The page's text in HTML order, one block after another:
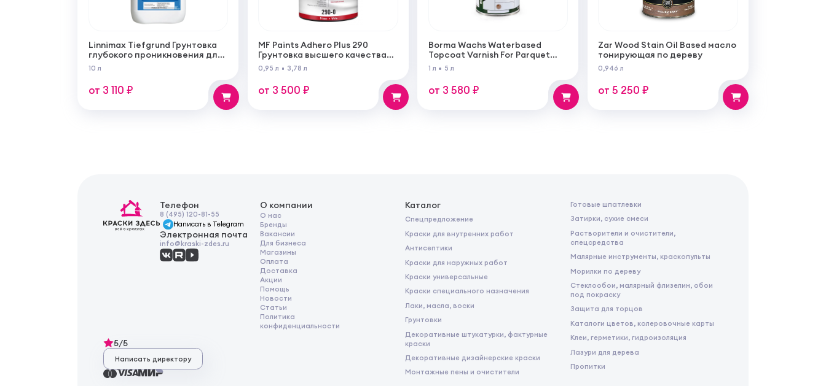
Linnimax Tiefgrund Грунтовка
глубокого проникновения для
внутренних и наружных работ
10 л
от 3 110 ₽
MF Paints Adhero Plus 290
Грунтовка высшего качества
из 100% акрилового латекса
для внутренних и наружных
работ
0,95 л 3,78 л
от 3 500 ₽
Borma Wachs Waterbased
Topcoat Varnish For Parquet
Грунт для паркета на водной
основе для внутренних работ
1 л 5 л
от 3 580 ₽
Zar Wood Stain Oil Based масло
тонирующая по дереву
0,946 л
от 5 250 ₽
Телефон
8 (495) 120-81-55
Написать в Telegram
Электронная почта
info@kraski-zdes.ru
5/5
Написать директору
О компании
О нас
Бренды
Вакансии
Для бизнеса
Магазины
Оплата
Доставка
Акции
Помощь
Новости
Статьи
Политика
конфиденциальности
Каталог
Спецпредложение
Краски для внутренних работ
Антисептики
Краски для наружных работ
Краски универсальные
Краски специального назначения
Лаки, масла, воски
Грунтовки
Декоративные штукатурки, фактурные
краски
Декоративные дизайнерские краски
Монтажные пены и очистители
Готовые шпатлевки
Затирки, сухие смеси
Растворители и очистители,
спецсредства
Малярные инструменты, краскопульты
Морилки по дереву
Стеклообои, малярный флизелин, обои
под покраску
Защита для торцов
Каталоги цветов, колеровочные карты
Клеи, герметики, гидроизоляция
Лазури для дерева
Пропитки